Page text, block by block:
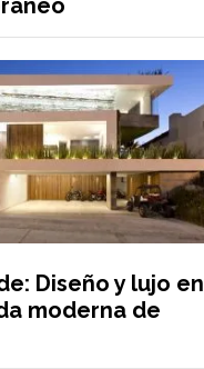
Diseño y lujo en
moderna de